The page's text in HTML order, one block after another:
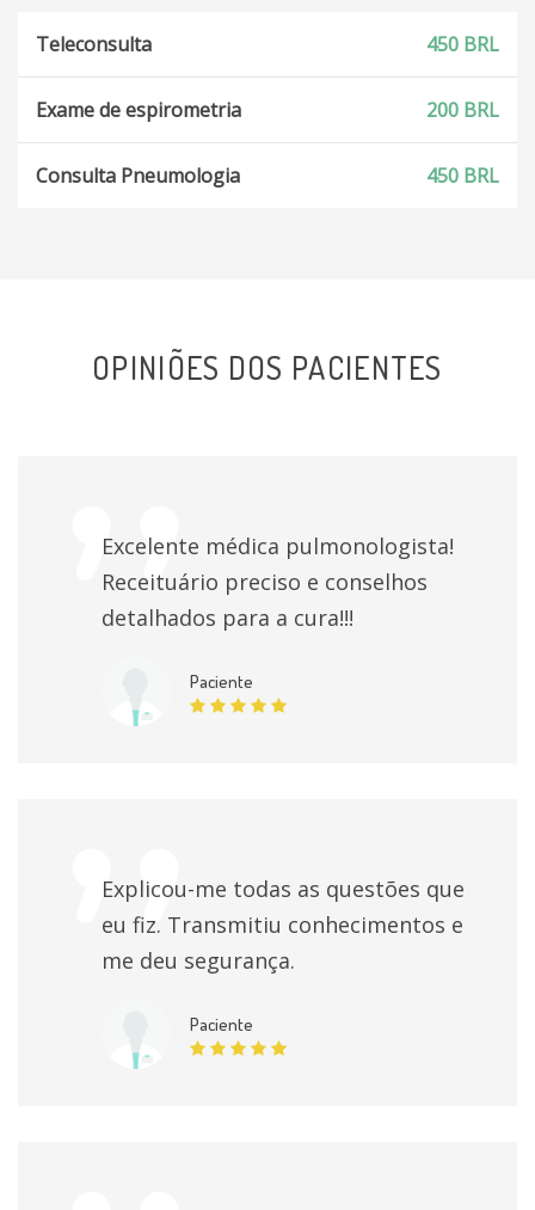
Teleconsulta 450 BRL
Exame de espirometria 200 BRL
Consulta Pneumologia 450 BRL
OPINIÕES DOS PACIENTES
Excelente médica pulmonologista!
Receituário preciso e conselhos
detalhados para a cura!!!
Paciente
Explicou-me todas as questões que
eu fiz. Transmitiu conhecimentos e
me deu segurança.
Paciente